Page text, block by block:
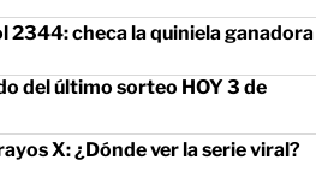
2344: checa la quiniela ganadora
del último sorteo HOY 3 de
X: ¿Dónde ver la serie viral?